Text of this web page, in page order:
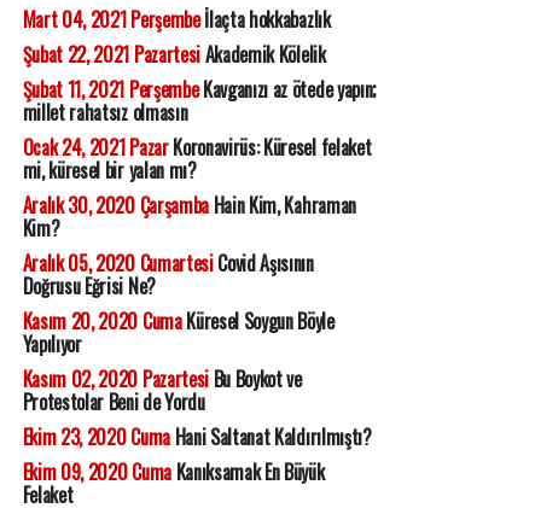
Mart 04, 2021 Perşembeİlaçta hokkabazlık
Şubat 22, 2021 PazartesiAkademik Kölelik
Şubat 11, 2021 PerşembeKavganızı az ötede yapın;
millet rahatsız olmasın
Ocak 24, 2021 PazarKoronavirüs: Küresel felaket
mi, küresel bir yalan mı?
Aralık 30, 2020 ÇarşambaHain Kim, Kahraman
Kim?
Aralık 05, 2020 CumartesiCovid Aşısının
Doğrusu Eğrisi Ne?
Kasım 20, 2020 CumaKüresel Soygun Böyle
Yapılıyor
Kasım 02, 2020 PazartesiBu Boykot ve
Protestolar Beni de Yordu
Ekim 23, 2020 CumaHani Saltanat Kaldırılmıştı?
Ekim 09, 2020 CumaKanıksamak En Büyük
Felaket